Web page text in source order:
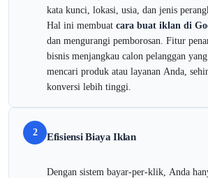
kata kunci, lokasi, usia, dan jenis
Hal ini membuat cara buat iklan di
dan mengurangi pemborosan. Fitur
bisnis menjangkau calon pelanggan
mencari produk atau layanan Anda,
konversi lebih tinggi.
2 Efisiensi Biaya Iklan
Dengan sistem bayar-per-klik, Anda